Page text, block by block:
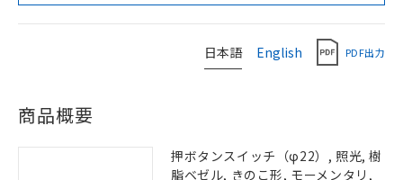
日本語 English PDF出力
商品概要
押ボタンスイッチ（φ22）, 照光, 樹
脂ベゼル, きのこ形, モーメンタリ,